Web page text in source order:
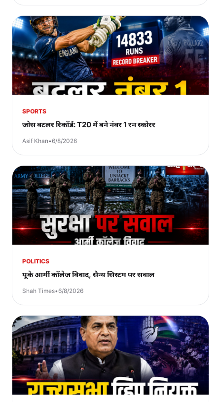
SPORTS
जोस बटलर रिकॉर्ड: T20 में बने नंबर 1 रन स्कोरर
Asif Khan•6/8/2026
POLITICS
यूके आर्मी कॉलेज विवाद, सैन्य सिस्टम पर सवाल
Shah Times•6/8/2026